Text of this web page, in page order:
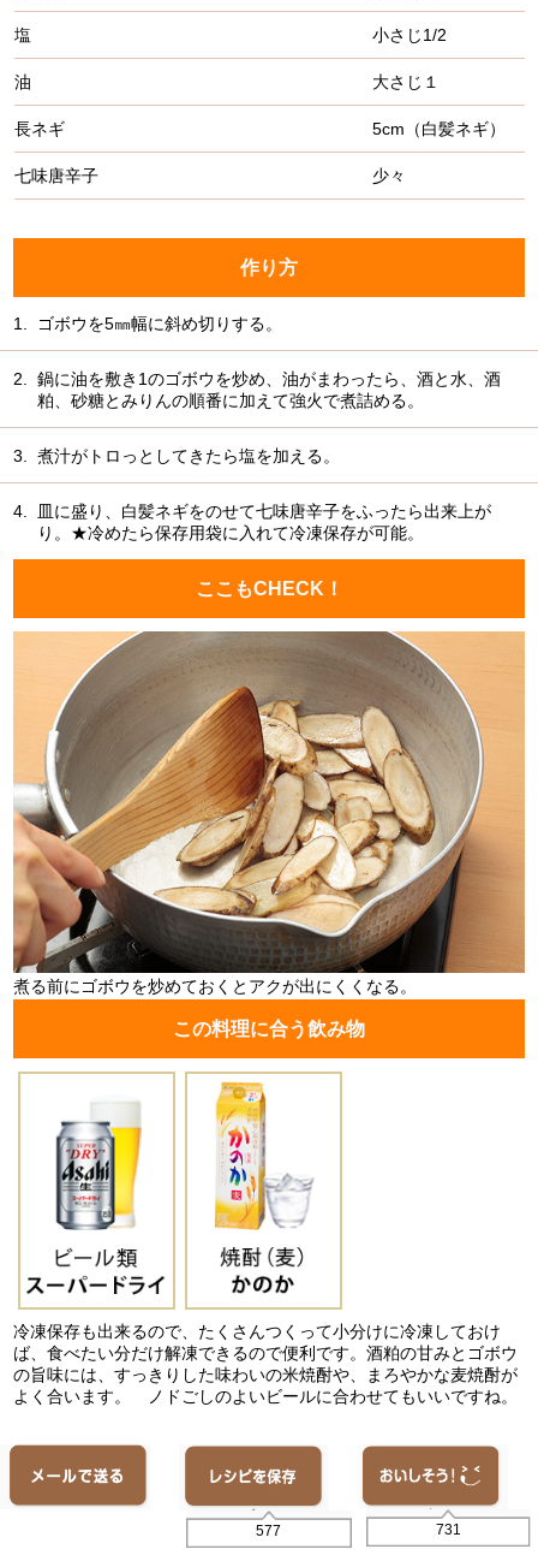
塩 小さじ1/2
油 大さじ１
長ネギ 5cm（白髪ネギ）
七味唐辛子 少々
作り方
1. ゴボウを5㎜幅に斜め切りする。
2.
鍋に油を敷き1のゴボウを炒め、油がまわったら、酒と水、酒
粕、砂糖とみりんの順番に加えて強火で煮詰める。
3. 煮汁がトロっとしてきたら塩を加える。
4.
皿に盛り、白髪ネギをのせて七味唐辛子をふったら出来上が
り。★冷めたら保存用袋に入れて冷凍保存が可能。
ここもCHECK！
煮る前にゴボウを炒めておくとアクが出にくくなる。
この料理に合う飲み物
冷凍保存も出来るので、たくさんつくって小分けに冷凍しておけ
ば、食べたい分だけ解凍できるので便利です。酒粕の甘みとゴボウ
の旨味には、すっきりした味わいの米焼酎や、まろやかな麦焼酎が
よく合います。 ノドごしのよいビールに合わせてもいいですね。
577 731